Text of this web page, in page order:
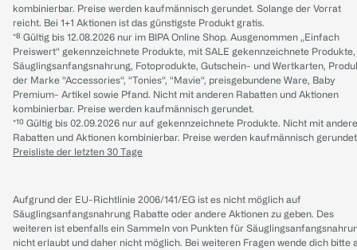
kombinierbar. Preise werden kaufmännisch gerundet. Solange der Vorrat
reicht. Bei 1+1 Aktionen ist das günstigste Produkt gratis.
*⁸ Gültig bis 12.08.2026 nur im BIPA Online Shop. Ausgenommen „Einfach
Preiswert“ gekennzeichnete Produkte, mit SALE gekennzeichnete Produkte,
Säuglingsanfangsnahrung, Fotoprodukte, Gutschein- und Wertkarten,
der Marke “Accessories“, “Tonies“, “Mavie“, preisgebundene Ware, Baby
Premium- Artikel sowie Pfand. Nicht mit anderen Rabatten und Aktionen
kombinierbar. Preise werden kaufmännisch gerundet.
*¹⁰ Gültig bis 02.09.2026 nur auf gekennzeichnete Produkte. Nicht mit
Rabatten und Aktionen kombinierbar. Preise werden kaufmännisch
Preisliste der letzten 30 Tage
Aufgrund der EU-Richtlinie 2006/141/EG ist es nicht möglich auf
Säuglingsanfangsnahrung Rabatte oder andere Aktionen zu geben. Des
weiteren ist ebenfalls ein Sammeln von Punkten für
nicht erlaubt und daher nicht möglich. Bei weiteren Fragen wende dich bitte